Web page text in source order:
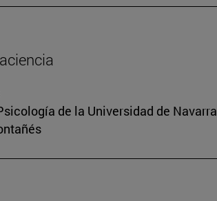
de la Universidad de Navarra